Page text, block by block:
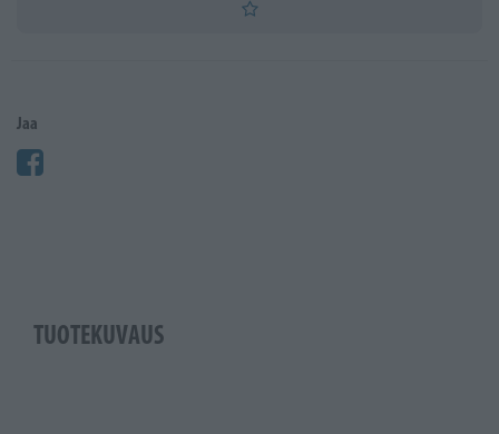
Jaa
TUOTEKUVAUS